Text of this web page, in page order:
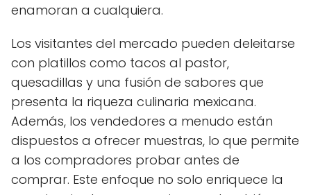
enamoran a cualquiera.
Los visitantes del mercado pueden deleitarse
con platillos como tacos al pastor,
quesadillas y una fusión de sabores que
presenta la riqueza culinaria mexicana.
Además, los vendedores a menudo están
dispuestos a ofrecer muestras, lo que permite
a los compradores probar antes de
comprar. Este enfoque no solo enriquece la